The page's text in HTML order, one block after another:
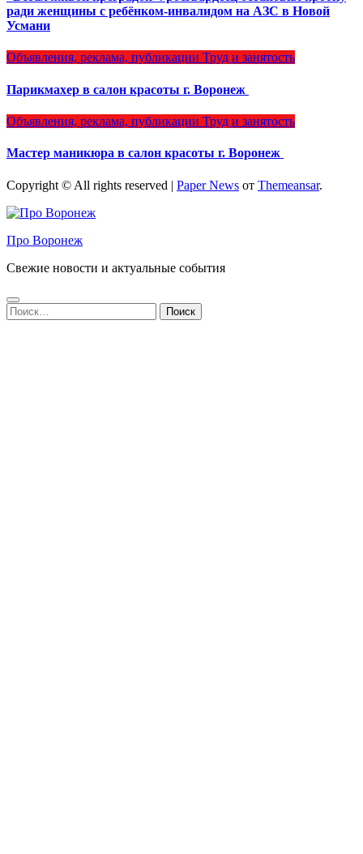
ради женщины с ребёнком-инвалидом на АЗС в Новой
Усмани
Объявления, реклама, публикации Труд и занятость
Парикмахер в салон красоты г. Воронеж
Объявления, реклама, публикации Труд и занятость
Мастер маникюра в салон красоты г. Воронеж
Copyright © All rights reserved | Paper News от Themeansar.
Про Воронеж
Свежие новости и актуальные события
Найти: